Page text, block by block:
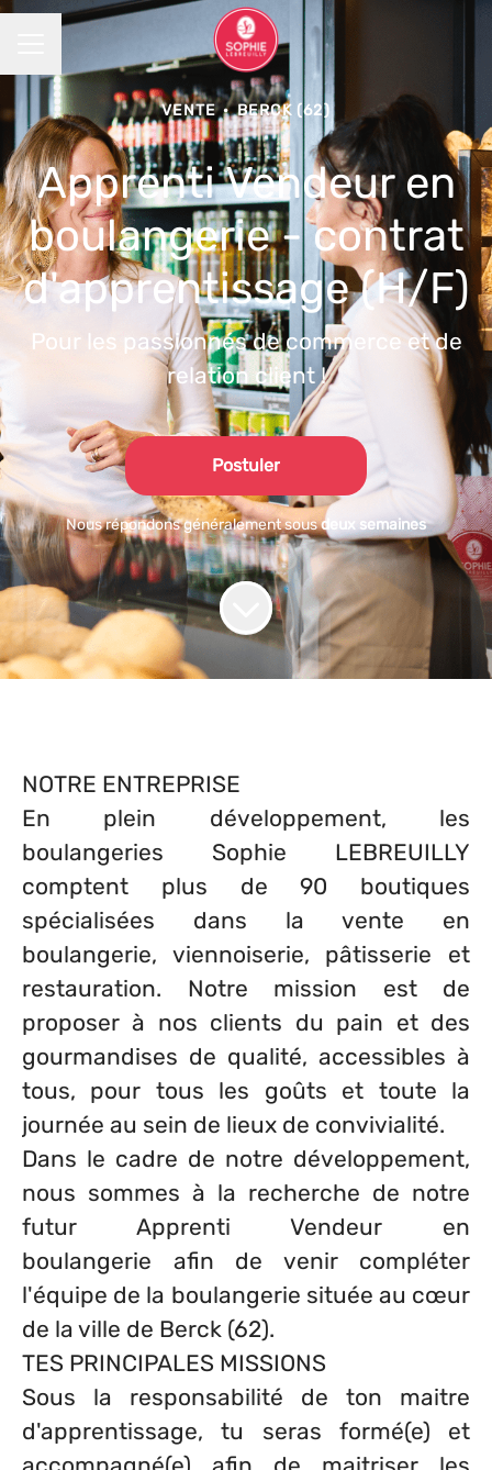
VENTE · BERCK (62)
Apprenti Vendeur en
boulangerie - contrat
d'apprentissage (H/F)
Pour les passionnés de commerce et de
relation client !
Postuler
Nous répondons généralement sousdeux semaines
NOTRE ENTREPRISE
En plein développement, les
boulangeries Sophie LEBREUILLY
comptent plus de 90 boutiques
spécialisées dans la vente en
boulangerie, viennoiserie, pâtisserie et
restauration. Notre mission est de
proposer à nos clients du pain et des
gourmandises de qualité, accessibles à
tous, pour tous les goûts et toute la
journée au sein de lieux de convivialité.
Dans le cadre de notre développement,
nous sommes à la recherche de notre
futur Apprenti Vendeur en
boulangerie afin de venir compléter
l'équipe de la boulangerie située au cœur
de la ville de Berck (62).
TES PRINCIPALES MISSIONS
Sous la responsabilité de ton maitre
d'apprentissage, tu seras formé(e) et